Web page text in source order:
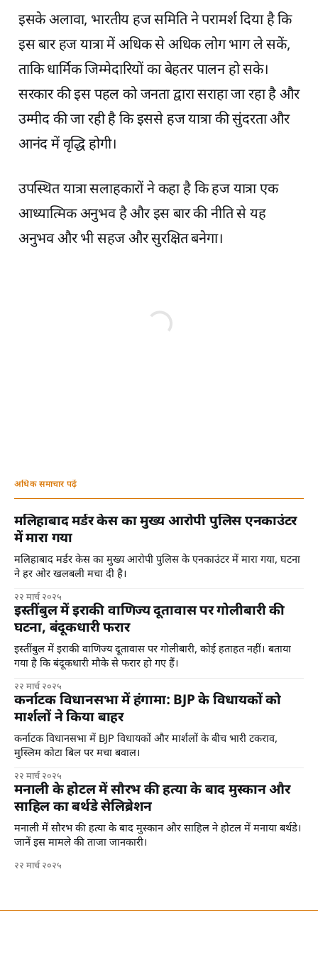
इसके अलावा, भारतीय हज समिति ने परामर्श दिया है कि
इस बार हज यात्रा में अधिक से अधिक लोग भाग ले सकें,
ताकि धार्मिक जिम्मेदारियों का बेहतर पालन हो सके।
सरकार की इस पहल को जनता द्वारा सराहा जा रहा है और
उम्मीद की जा रही है कि इससे हज यात्रा की सुंदरता और
आनंद में वृद्धि होगी।
उपस्थित यात्रा सलाहकारों ने कहा है कि हज यात्रा एक
आध्यात्मिक अनुभव है और इस बार की नीति से यह
अनुभव और भी सहज और सुरक्षित बनेगा।
अधिक समाचार पढ़ें
मलिहाबाद मर्डर केस का मुख्य आरोपी पुलिस एनकाउंटर
में मारा गया
मलिहाबाद मर्डर केस का मुख्य आरोपी पुलिस के एनकाउंटर में मारा गया, घटना
ने हर ओर खलबली मचा दी है।
२२ मार्च २०२५
इस्तींबुल में इराकी वाणिज्य दूतावास पर गोलीबारी की
घटना, बंदूकधारी फरार
इस्तींबुल में इराकी वाणिज्य दूतावास पर गोलीबारी, कोई हताहत नहीं। बताया
गया है कि बंदूकधारी मौके से फरार हो गए हैं।
२२ मार्च २०२५
कर्नाटक विधानसभा में हंगामा: BJP के विधायकों को
मार्शलों ने किया बाहर
कर्नाटक विधानसभा में BJP विधायकों और मार्शलों के बीच भारी टकराव,
मुस्लिम कोटा बिल पर मचा बवाल।
२२ मार्च २०२५
मनाली के होटल में सौरभ की हत्या के बाद मुस्कान और
साहिल का बर्थडे सेलिब्रेशन
मनाली में सौरभ की हत्या के बाद मुस्कान और साहिल ने होटल में मनाया बर्थडे।
जानें इस मामले की ताजा जानकारी।
२२ मार्च २०२५